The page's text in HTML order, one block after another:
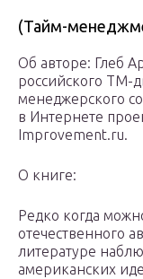
(Тайм-
Об авторе: Глеб
российского ТМ-
менеджерского
в Интернете
Improvement.ru.
О книге:
Редко когда
отечественного
литературе
американских